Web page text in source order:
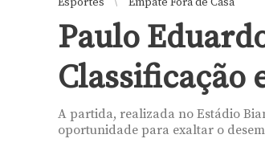
Paulo
Classificação
A partida, realizada no Estádio
oportunidade para exaltar o